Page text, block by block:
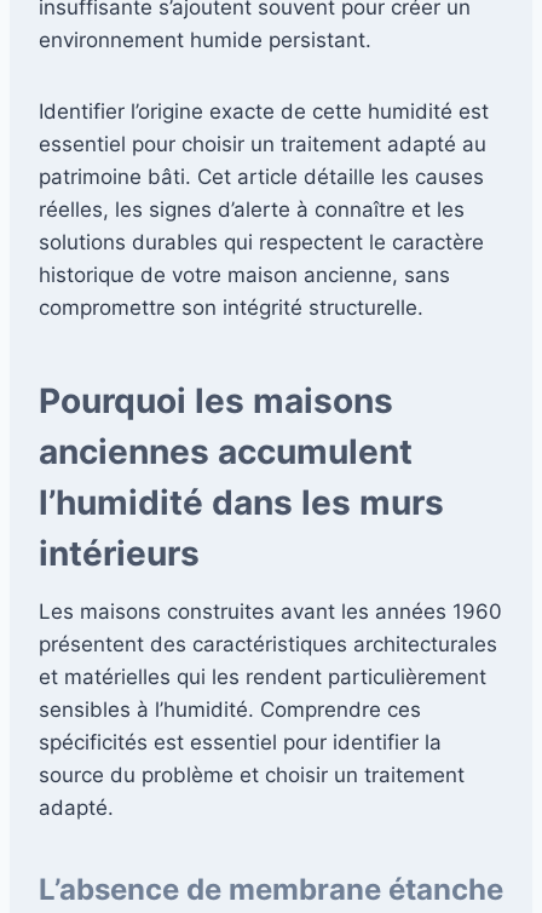
insuffisante s’ajoutent souvent pour créer un
environnement humide persistant.
Identifier l’origine exacte de cette humidité est
essentiel pour choisir un traitement adapté au
patrimoine bâti. Cet article détaille les causes
réelles, les signes d’alerte à connaître et les
solutions durables qui respectent le caractère
historique de votre maison ancienne, sans
compromettre son intégrité structurelle.
Pourquoi les maisons
anciennes accumulent
l’humidité dans les murs
intérieurs
Les maisons construites avant les années 1960
présentent des caractéristiques architecturales
et matérielles qui les rendent particulièrement
sensibles à l’humidité. Comprendre ces
spécificités est essentiel pour identifier la
source du problème et choisir un traitement
adapté.
L’absence de membrane étanche